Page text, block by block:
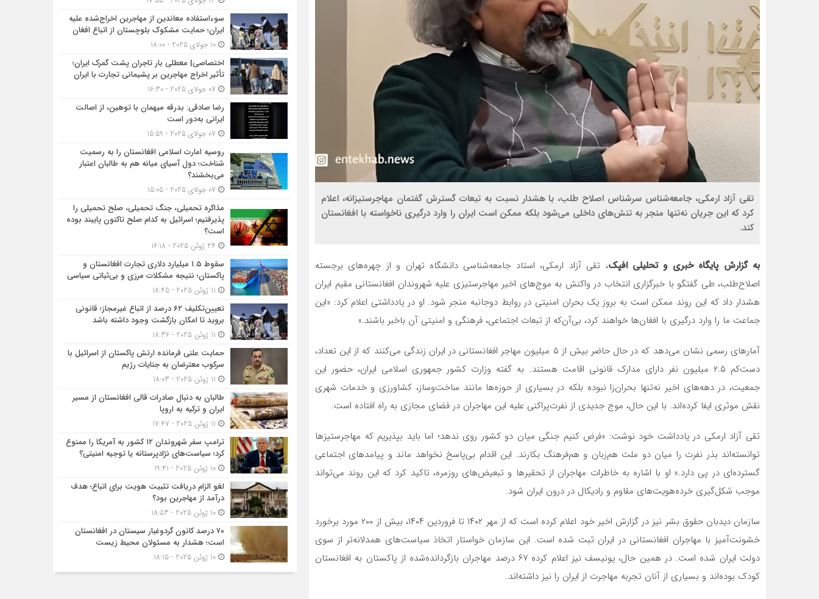
تقی آزاد ارمکی، جامعه‌شناس سرشناس اصلاح طلب، با هشدار نسبت به تبعات گسترش گفتمان مهاجرستیزانه، اعلام
کرد که این جریان نه‌تنها منجر به تنش‌های داخلی می‌شود بلکه ممکن است ایران را وارد درگیری ناخواسته با افغانستان
کند.
به گزارش پایگاه خبری و تحلیلی افپک، تقی آزاد ارمکی، استاد جامعه‌شناسی دانشگاه تهران و از چهره‌های برجسته
اصلاح‌طلب، طی گفتگو با خبرگزاری انتخاب در واکنش به موج‌های اخیر مهاجرستیزی علیه شهروندان افغانستانی مقیم ایران
هشدار داد که این روند ممکن است به بروز یک بحران امنیتی در روابط دوجانبه منجر شود. او در یادداشتی اعلام کرد: «این
جماعت ما را وارد درگیری با افغان‌ها خواهند کرد، بی‌آن‌که از تبعات اجتماعی، فرهنگی و امنیتی آن باخبر باشند.»
آمارهای رسمی نشان می‌دهد که در حال حاضر بیش از ۵ میلیون مهاجر افغانستانی در ایران زندگی می‌کنند که از این تعداد،
دست‌کم ۲.۵ میلیون نفر دارای مدارک قانونی اقامت هستند. به گفته وزارت کشور جمهوری اسلامی ایران، حضور این
جمعیت، در دهه‌های اخیر نه‌تنها بحران‌زا نبوده بلکه در بسیاری از حوزه‌ها مانند ساخت‌وساز، کشاورزی و خدمات شهری
نقش موثری ایفا کرده‌اند. با این‌ حال، موج جدیدی از نفرت‌پراکنی علیه این مهاجران در فضای مجازی به راه افتاده است.
تقی آزاد ارمکی در یادداشت خود نوشت: «فرض کنیم جنگی میان دو کشور روی ندهد؛ اما باید بپذیریم که مهاجرستیزها
توانسته‌اند بذر نفرت را میان دو ملت هم‌زبان و هم‌فرهنگ بکارند. این اقدام بی‌پاسخ نخواهد ماند و پیامدهای اجتماعی
گسترده‌ای در پی دارد.» او با اشاره به خاطرات مهاجران از تحقیرها و تبعیض‌های روزمره، تاکید کرد که این روند می‌تواند
موجب شکل‌گیری خرده‌هویت‌های مقاوم و رادیکال در درون ایران شود.
سازمان دیدبان حقوق بشر نیز در گزارش اخیر خود اعلام کرده است که از مهر ۱۴۰۲ تا فروردین ۱۴۰۴، بیش از ۲۰۰ مورد برخورد
خشونت‌آمیز با مهاجران افغانستانی در ایران ثبت شده است. این سازمان خواستار اتخاذ سیاست‌های همدلانه‌تر از سوی
دولت ایران شده است. در همین حال، یونیسف نیز اعلام کرده ۶۷ درصد مهاجران بازگردانده‌شده از پاکستان به افغانستان
کودک بوده‌اند و بسیاری از آنان تجربه مهاجرت از ایران را نیز داشته‌اند.
سوءاستفاده معاندین از مهاجرین اخراج‌شده علیه
ایران؛ حمایت مشکوک بلوچستان از اتباع افغان
10 جولای 2025 - 18:00
اختصاصی| معطلی بار تاجران پشت گمرک ایران؛
تأثیر اخراج مهاجرین بر پشیمانی تجارت با ایران
رضا صادقی: بدرقه میهمان با توهین، از اصالت
ایرانی به‌دور است
روسیه امارت اسلامی افغانستان را به رسمیت
شناخت؛ دول آسیای میانه هم به طالبان اعتبار
می‎‌بخشند؟
مذاکره تحمیلی، جنگ تحمیلی، صلح تحمیلی را
پذیرفتیم؛ اسرائیل به کدام صلح تاکنون پایبند بوده
است؟
سقوط ۱.۵ میلیارد دلاری تجارت افغانستان و
پاکستان؛ نتیجه مشکلات مرزی و بی‌ثباتی سیاسی
تعیین‌تکلیف ۶۲ درصد از اتباع غیرمجاز؛ قانونی
بروید تا امکان بازگشت وجود داشته باشد
حمایت علنی فرمانده ارتش پاکستان از اسرائیل با
سرکوب معترضان به جنایات رژیم
طالبان به دنبال صادرات قالی افغانستان از مسیر
ایران و ترکیه به اروپا
ترامپ سفر شهروندان ۱۲ کشور به آمریکا را ممنوع
کرد؛ سیاست‌های نژادپرستانه یا توجیه امنیتی؟
10 ژوئن 2025 - 19:41
لغو الزام دریافت تثبیت هویت برای اتباع؛ هدف
درآمد از مهاجرین بود؟
10 ژوئن 2025 - 18:53
۷۰ درصد کانون گردوغبار سیستان در افغانستان
است؛ هشدار به مسئولان محیط زیست
10 ژوئن 2025 - 18:15